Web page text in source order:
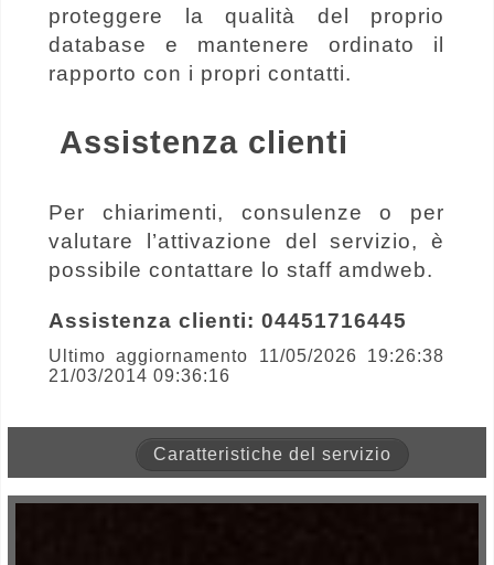
proteggere la qualità del proprio
database e mantenere ordinato il
rapporto con i propri contatti.
Assistenza clienti
Per chiarimenti, consulenze o per
valutare l’attivazione del servizio, è
possibile contattare lo staff amdweb.
Assistenza clienti: 04451716445
Ultimo aggiornamento 11/05/2026 19:26:38
21/03/2014 09:36:16
Caratteristiche del servizio